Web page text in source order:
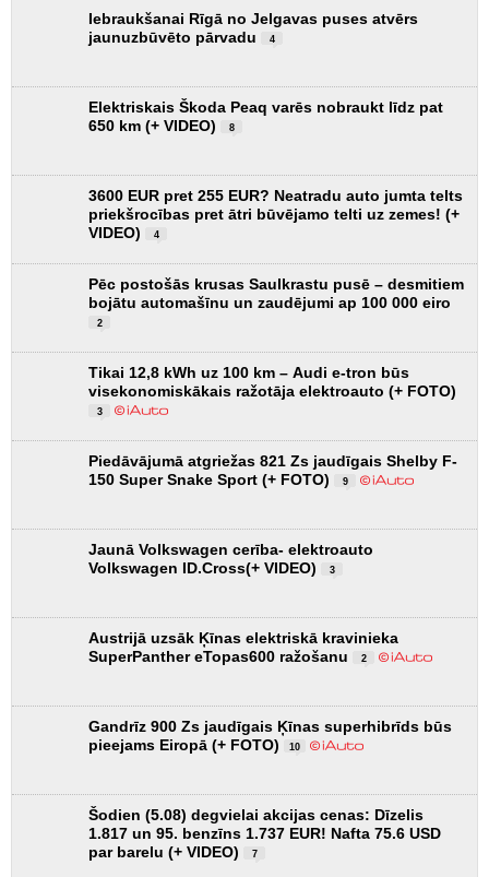
Iebraukšanai Rīgā no Jelgavas puses atvērs
jaunuzbūvēto pārvadu
4
Elektriskais Škoda Peaq varēs nobraukt līdz pat
650 km (+ VIDEO)
8
3600 EUR pret 255 EUR? Neatradu auto jumta telts
priekšrocības pret ātri būvējamo telti uz zemes! (+
VIDEO)
4
Pēc postošās krusas Saulkrastu pusē – desmitiem
bojātu automašīnu un zaudējumi ap 100 000 eiro
2
Tikai 12,8 kWh uz 100 km – Audi e-tron būs
visekonomiskākais ražotāja elektroauto (+ FOTO)
3
Piedāvājumā atgriežas 821 Zs jaudīgais Shelby F-
150 Super Snake Sport (+ FOTO)
9
Jaunā Volkswagen cerība- elektroauto
Volkswagen ID.Cross(+ VIDEO)
3
Austrijā uzsāk Ķīnas elektriskā kravinieka
SuperPanther eTopas600 ražošanu
2
Gandrīz 900 Zs jaudīgais Ķīnas superhibrīds būs
pieejams Eiropā (+ FOTO)
10
Šodien (5.08) degvielai akcijas cenas: Dīzelis
1.817 un 95. benzīns 1.737 EUR! Nafta 75.6 USD
par barelu (+ VIDEO)
7